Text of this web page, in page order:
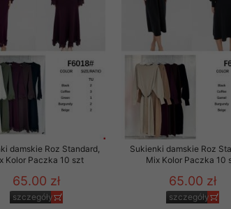
damskie Roz Standard,
Kolor Paczka 10 szt
65.00 zł
szczegóły
Sukienki damskie Roz
Mix Kolor Paczka 10
65.00 zł
szczegóły
w
w